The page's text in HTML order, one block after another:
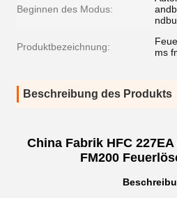
Beginnen des Modus:
Produktbezeichnung:
ms
Beschreibung des Produkts
China Fabrik HFC
FM200